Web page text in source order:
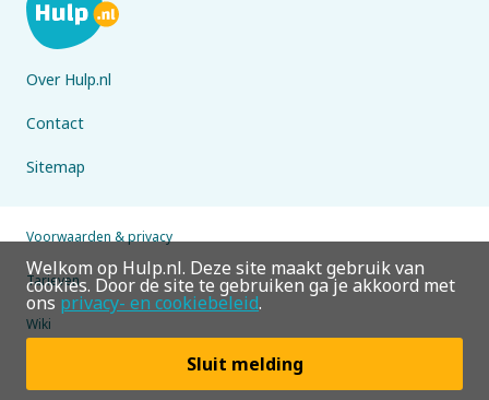
Over Hulp.nl
Contact
Sitemap
Voorwaarden & privacy
Tarieven
Wiki
Welkom op Hulp.nl. Deze site maakt gebruik van
cookies. Door de site te gebruiken ga je akkoord met
ons privacy- en cookiebeleid.
Sluit melding